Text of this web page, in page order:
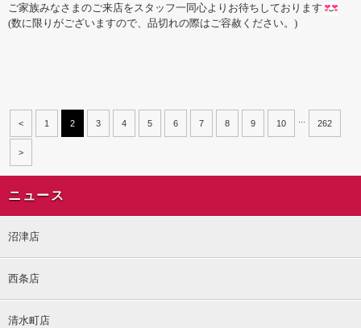
ご家族みなさまのご来店をスタッフ一同心よりお待ちしております
(数に限りがございますので、品切れの際はご容赦ください。)
< 1 2 3 4 5 6 7 8 9 10 262
>
ニュース
沼津店
西条店
清水町店